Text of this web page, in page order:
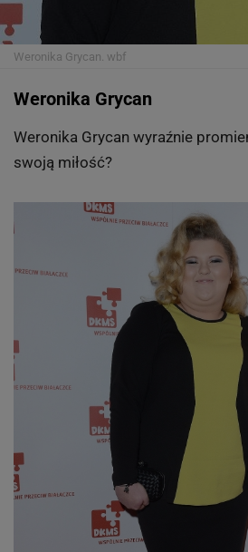
Weronika Grycan. wbf
Weronika Grycan
Weronika Grycan wyraźnie
swoją miłość?